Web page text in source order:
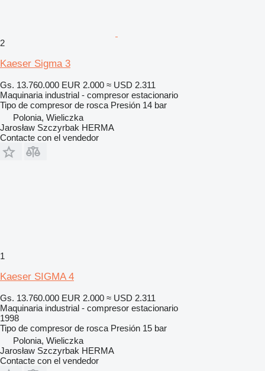
2
Kaeser Sigma 3
Gs. 13.760.000 EUR 2.000 ≈ USD 2.311
Maquinaria industrial - compresor estacionario
Tipo de compresor de rosca Presión 14 bar
Polonia, Wieliczka
Jarosław Szczyrbak HERMA
Contacte con el vendedor
1
Kaeser SIGMA 4
Gs. 13.760.000 EUR 2.000 ≈ USD 2.311
Maquinaria industrial - compresor estacionario
1998
Tipo de compresor de rosca Presión 15 bar
Polonia, Wieliczka
Jarosław Szczyrbak HERMA
Contacte con el vendedor